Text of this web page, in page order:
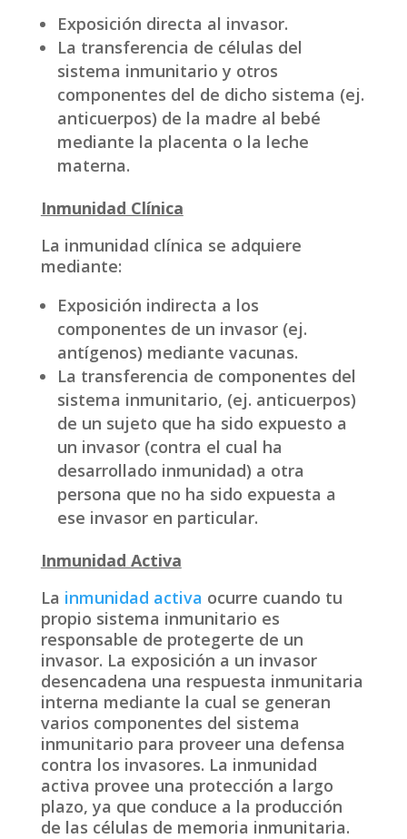
Exposición directa al invasor.
La transferencia de células del
sistema inmunitario y otros
componentes del de dicho sistema (ej.
anticuerpos) de la madre al bebé
mediante la placenta o la leche
materna.
Inmunidad Clínica
La inmunidad clínica se adquiere
mediante:
Exposición indirecta a los
componentes de un invasor (ej.
antígenos) mediante vacunas.
La transferencia de componentes del
sistema inmunitario, (ej. anticuerpos)
de un sujeto que ha sido expuesto a
un invasor (contra el cual ha
desarrollado inmunidad) a otra
persona que no ha sido expuesta a
ese invasor en particular.
Inmunidad Activa
La inmunidad activa ocurre cuando tu
propio sistema inmunitario es
responsable de protegerte de un
invasor. La exposición a un invasor
desencadena una respuesta inmunitaria
interna mediante la cual se generan
varios componentes del sistema
inmunitario para proveer una defensa
contra los invasores. La inmunidad
activa provee una protección a largo
plazo, ya que conduce a la producción
de las células de memoria inmunitaria.